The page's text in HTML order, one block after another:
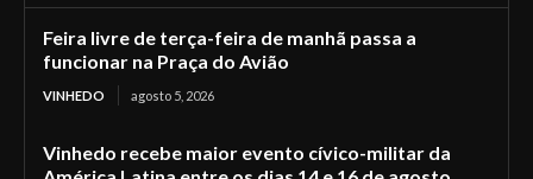
Feira livre de terça-feira de manhã passa a
funcionar na Praça do Avião
VINHEDO agosto 5, 2026
Vinhedo recebe maior evento cívico-militar da